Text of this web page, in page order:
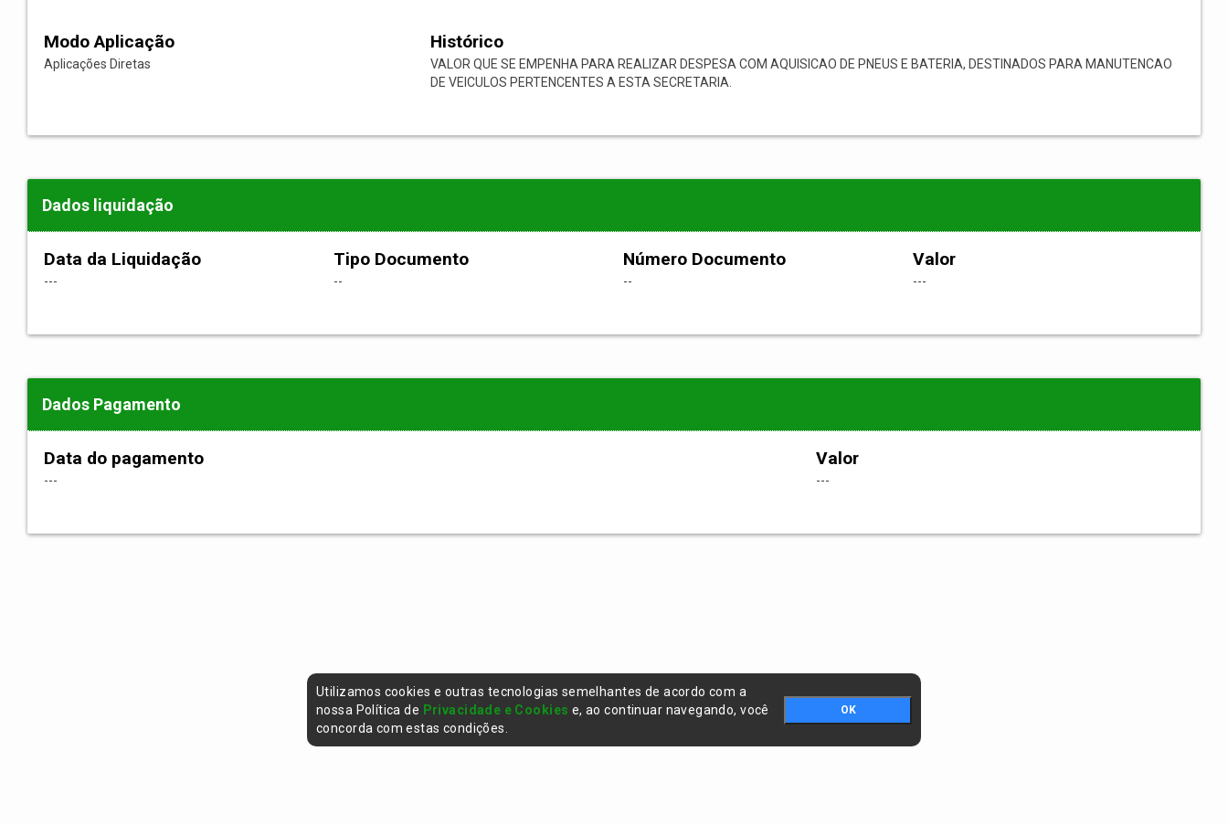
Modo Aplicação
Aplicações Diretas
Histórico
VALOR QUE SE EMPENHA PARA REALIZAR DESPESA COM AQUISICAO DE PNEUS E BATERIA, DESTINADOS PARA MANUTENCAO
DE VEICULOS PERTENCENTES A ESTA SECRETARIA.
Dados liquidação
Data da Liquidação
---
Tipo Documento
--
Número Documento
--
Valor
---
Dados Pagamento
Data do pagamento
---
Valor
---
Utilizamos cookies e outras tecnologias semelhantes de acordo com a
nossa Política de Privacidade e Cookies e, ao continuar navegando, você
concorda com estas condições.
OK